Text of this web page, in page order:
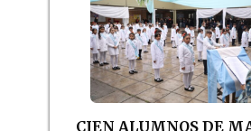
CIEN ALUMNOS DE